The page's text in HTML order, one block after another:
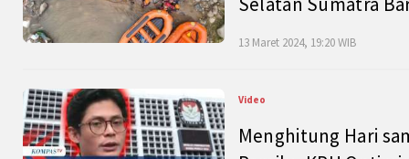
13 Maret 2024, 19:20 WIB
Video
Menghitung Hari